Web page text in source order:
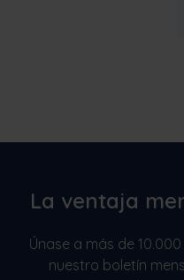
La ventaja
Únase a más de
nuestro boletín